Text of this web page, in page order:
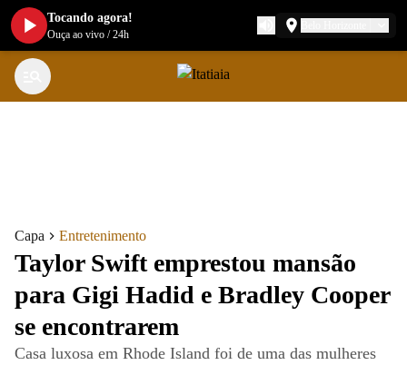
Capa Entretenimento
Taylor Swift emprestou mansão
para Gigi Hadid e Bradley Cooper
se encontrarem
Casa luxosa em Rhode Island foi de uma das mulheres
Tocando agora!
Ouça ao vivo /24h